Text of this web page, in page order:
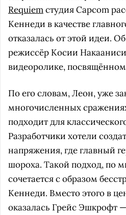
Requiemстудия Capcom
Кеннеди в качестве
отказалась от этой идеи.
режиссёр Косии
видеоролике, посвящённом
По его словам, Леон, уже
многочисленных
подходит для
Разработчики хотели
напряжения, где главный
шороха. Такой подход, по
сочетается с образом
Кеннеди. Вместо этого в
оказалась Грейс Эшкрофт